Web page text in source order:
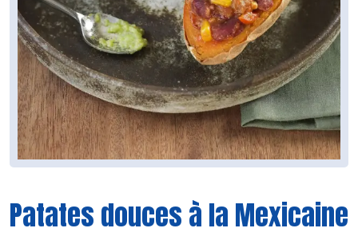
Patates douces à la Mexicaine